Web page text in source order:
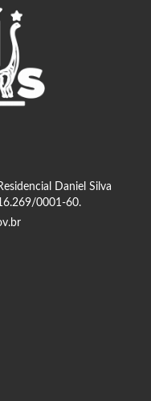
Daniel Silva
0001-60.